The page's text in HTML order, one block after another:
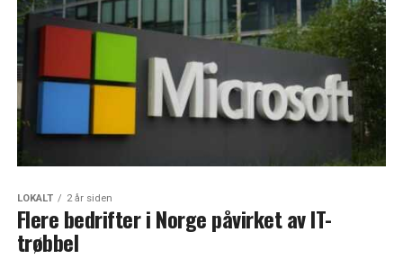
LOKALT 2 år siden
Flere bedrifter i Norge påvirket av IT-
trøbbel